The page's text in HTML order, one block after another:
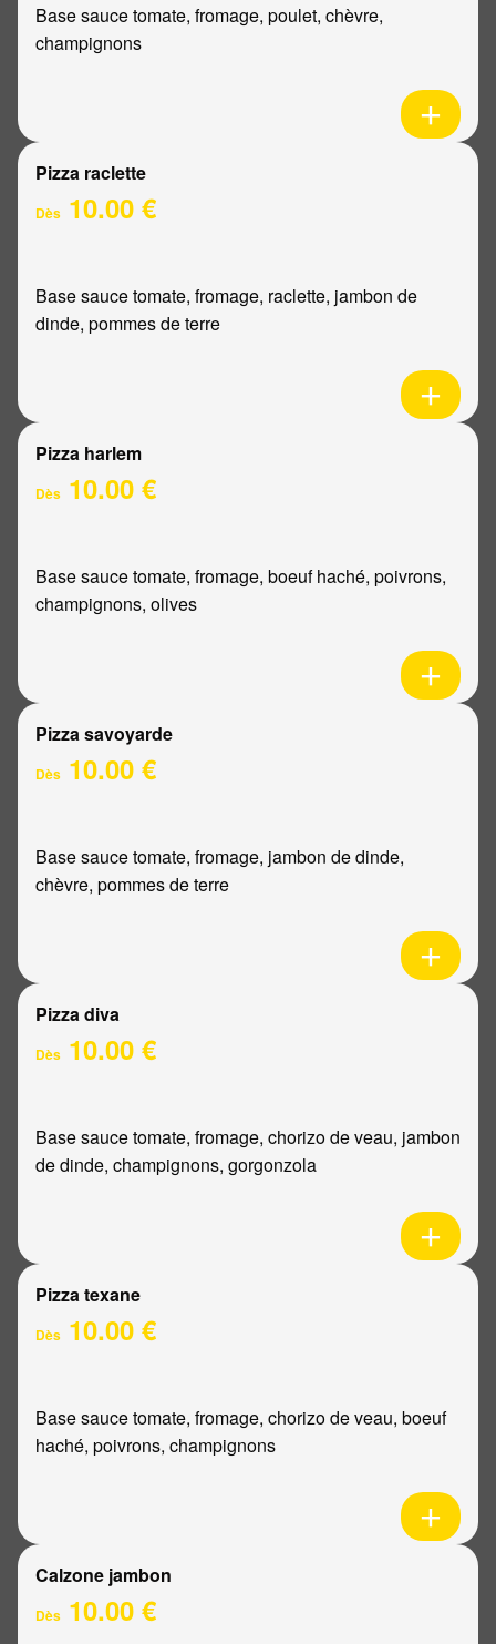
Base sauce tomate, fromage, poulet, chèvre,
champignons
Pizza raclette
Dès 10.00 €
Base sauce tomate, fromage, raclette, jambon de
dinde, pommes de terre
Pizza harlem
Dès 10.00 €
Base sauce tomate, fromage, boeuf haché, poivrons,
champignons, olives
Pizza savoyarde
Dès 10.00 €
Base sauce tomate, fromage, jambon de dinde,
chèvre, pommes de terre
Pizza diva
Dès 10.00 €
Base sauce tomate, fromage, chorizo de veau, jambon
de dinde, champignons, gorgonzola
Pizza texane
Dès 10.00 €
Base sauce tomate, fromage, chorizo de veau, boeuf
haché, poivrons, champignons
Calzone jambon
Dès 10.00 €